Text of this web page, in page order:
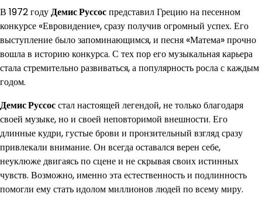
В 1972 годуДемис Руссоспредставил Грецию на песенном
конкурсе «Евровидение», сразу получив огромный успех. Его
выступление было запоминающимся, и песня «Матема» прочно
вошла в историю конкурса. С тех пор его музыкальная карьера
стала стремительно развиваться, а популярность росла с каждым
годом.
Демис Руссосстал настоящей легендой, не только благодаря
своей музыке, но и своей неповторимой внешности. Его
длинные кудри, густые брови и пронзительный взгляд сразу
привлекали внимание. Он всегда оставался верен себе,
неуклюже двигаясь по сцене и не скрывая своих истинных
чувств. Возможно, именно эта естественность и подлинность
помогли ему стать идолом миллионов людей по всему миру.